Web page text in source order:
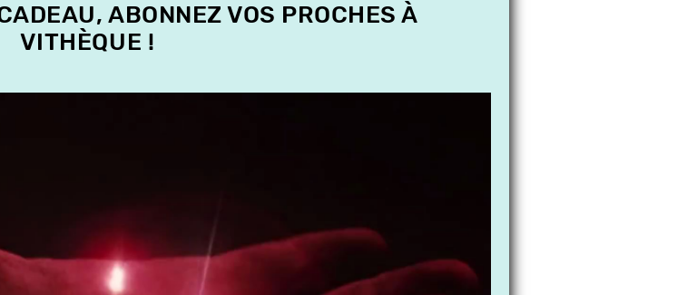
ABONNEZ VOS PROCHES À
VITHÈQUE !